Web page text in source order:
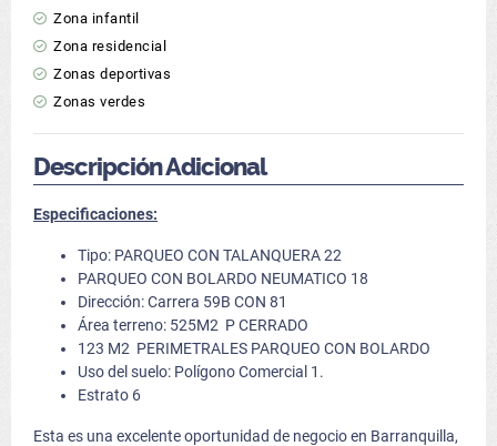
Zona infantil
Zona residencial
Zonas deportivas
Zonas verdes
Descripción Adicional
Especificaciones:
Tipo: PARQUEO CON TALANQUERA 22
PARQUEO CON BOLARDO NEUMATICO 18
Dirección: Carrera 59B CON 81
Área terreno: 525M2 P CERRADO
123 M2 PERIMETRALES PARQUEO CON BOLARDO
Uso del suelo: Polígono Comercial 1.
Estrato 6
Esta es una excelente oportunidad de negocio en Barranquilla,